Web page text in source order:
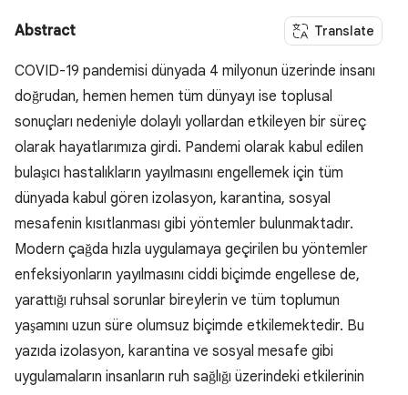
Abstract Translate
COVID-19 pandemisi dünyada 4 milyonun üzerinde insanı
doğrudan, hemen hemen tüm dünyayı ise toplusal
sonuçları nedeniyle dolaylı yollardan etkileyen bir süreç
olarak hayatlarımıza girdi. Pandemi olarak kabul edilen
bulaşıcı hastalıkların yayılmasını engellemek için tüm
dünyada kabul gören izolasyon, karantina, sosyal
mesafenin kısıtlanması gibi yöntemler bulunmaktadır.
Modern çağda hızla uygulamaya geçirilen bu yöntemler
enfeksiyonların yayılmasını ciddi biçimde engellese de,
yarattığı ruhsal sorunlar bireylerin ve tüm toplumun
yaşamını uzun süre olumsuz biçimde etkilemektedir. Bu
yazıda izolasyon, karantina ve sosyal mesafe gibi
uygulamaların insanların ruh sağlığı üzerindeki etkilerinin